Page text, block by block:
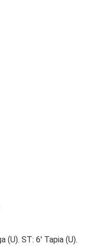
(U). ST: 6' Tapia (U).